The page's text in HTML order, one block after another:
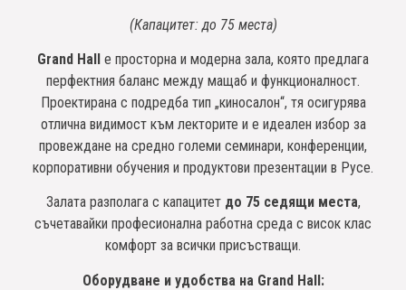
(Капацитет: до 75 места)
Grand Hall е просторна и модерна зала, която предлага
перфектния баланс между мащаб и функционалност.
Проектирана с подредба тип „киносалон“, тя осигурява
отлична видимост към лекторите и е идеален избор за
провеждане на средно големи семинари, конференции,
корпоративни обучения и продуктови презентации в Русе.
Залата разполага с капацитет до 75 седящи места,
съчетавайки професионална работна среда с висок клас
комфорт за всички присъстващи.
Оборудване и удобства на Grand Hall: